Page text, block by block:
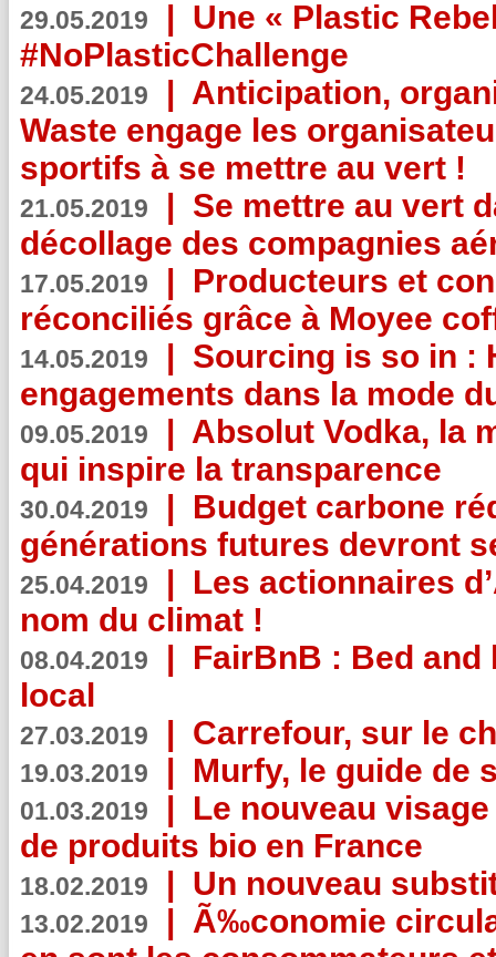
29.05.2019 | Une « Plastic
#NoPlasticChallenge
24.05.2019 | Anticipation,
Waste engage les
sportifs à se mettre au vert !
21.05.2019 | Se mettre au vert
décollage des compagnies
17.05.2019 | Producteurs et
réconciliés grâce à Moyee
14.05.2019 | Sourcing is so in :
engagements dans la mode
09.05.2019 | Absolut Vodka, la
qui inspire la transparence
30.04.2019 | Budget carbone
générations futures devront
25.04.2019 | Les actionnaires
nom du climat !
08.04.2019 | FairBnB : Bed
local
27.03.2019 | Carrefour, sur le
19.03.2019 | Murfy, le guide de
01.03.2019 | Le nouveau
de produits bio en France
18.02.2019 | Un nouveau
13.02.2019 | Ã‰conomie